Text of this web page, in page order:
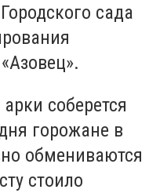
сада
соберется
горожане в
обмениваются
стоило